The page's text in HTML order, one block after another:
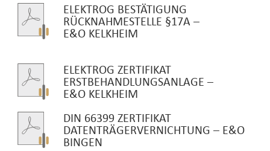
ELEKTROG BESTÄTIGUNG
RÜCKNAHMESTELLE §17A –
E&O KELKHEIM
ELEKTROG ZERTIFIKAT
ERSTBEHANDLUNGSANLAGE –
E&O KELKHEIM
DIN 66399 ZERTIFIKAT
DATENTRÄGERVERNICHTUNG – E&O
BINGEN